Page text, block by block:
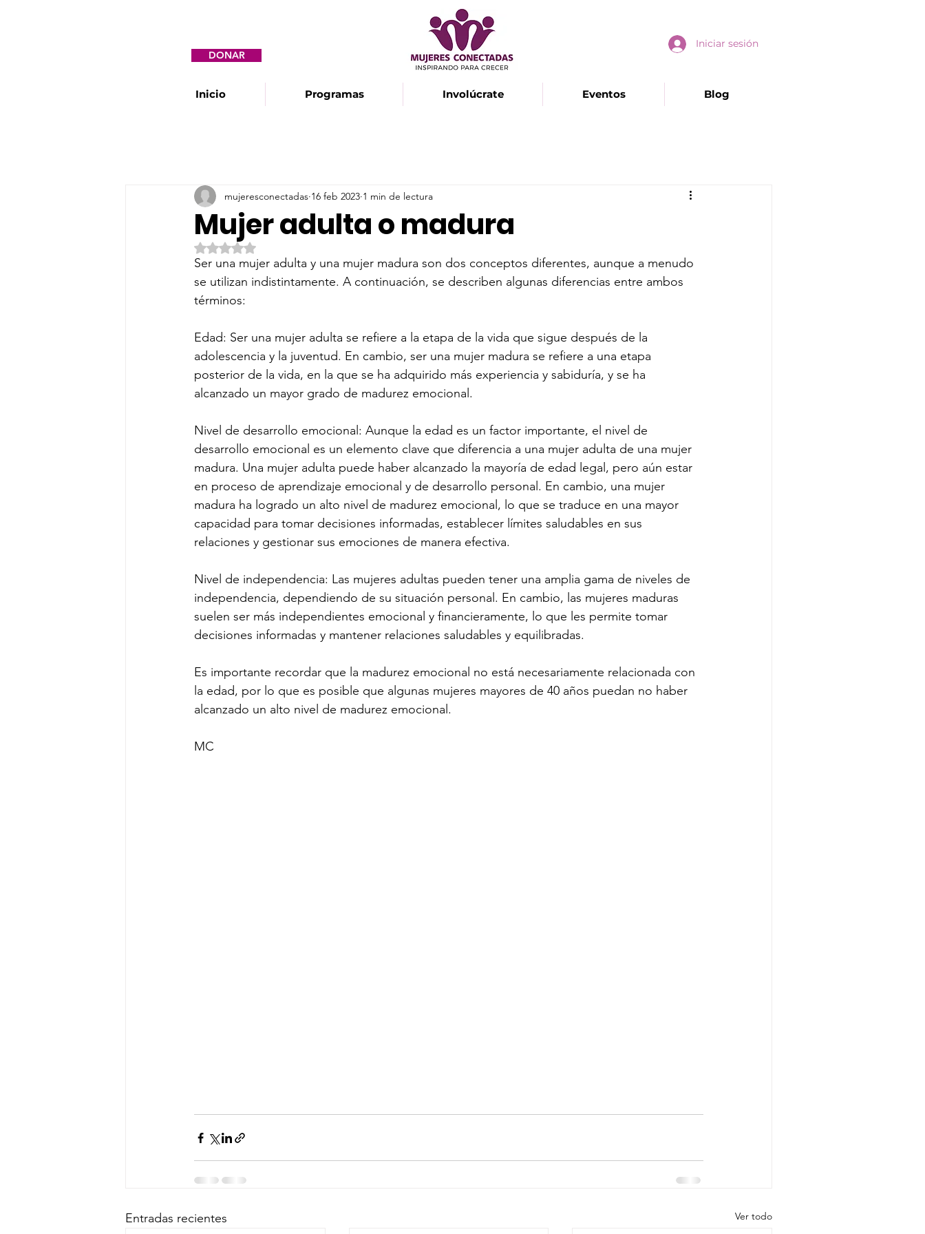
DONAR
Iniciar sesión
Inicio Programas Involúcrate Eventos Blog
Mujer adulta o madura
mujeresconectadas 16 feb 2023 1 min de lectura
Obtuvo NaN de 5 estrellas.
Ser una mujer adulta y una mujer madura son dos conceptos diferentes, aunque a menudo
se utilizan indistintamente. A continuación, se describen algunas diferencias entre ambos
términos:
Edad: Ser una mujer adulta se refiere a la etapa de la vida que sigue después de la
adolescencia y la juventud. En cambio, ser una mujer madura se refiere a una etapa
posterior de la vida, en la que se ha adquirido más experiencia y sabiduría, y se ha
alcanzado un mayor grado de madurez emocional.
Nivel de desarrollo emocional: Aunque la edad es un factor importante, el nivel de
desarrollo emocional es un elemento clave que diferencia a una mujer adulta de una mujer
madura. Una mujer adulta puede haber alcanzado la mayoría de edad legal, pero aún estar
en proceso de aprendizaje emocional y de desarrollo personal. En cambio, una mujer
madura ha logrado un alto nivel de madurez emocional, lo que se traduce en una mayor
capacidad para tomar decisiones informadas, establecer límites saludables en sus
relaciones y gestionar sus emociones de manera efectiva.
Nivel de independencia: Las mujeres adultas pueden tener una amplia gama de niveles de
independencia, dependiendo de su situación personal. En cambio, las mujeres maduras
suelen ser más independientes emocional y financieramente, lo que les permite tomar
decisiones informadas y mantener relaciones saludables y equilibradas.
Es importante recordar que la madurez emocional no está necesariamente relacionada con
la edad, por lo que es posible que algunas mujeres mayores de 40 años puedan no haber
alcanzado un alto nivel de madurez emocional.
MC
Entradas recientes Ver todo